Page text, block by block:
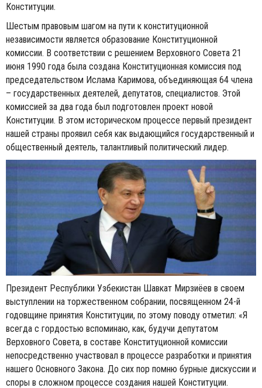
Конституции.
Шестым правовым шагом на пути к конституционной
независимости является образование Конституционной
комиссии. В соответствии с решением Верховного Совета 21
июня 1990 года была создана Конституционная комиссия под
председательством Ислама Каримова, объединяющая 64 члена
– государственных деятелей, депутатов, специалистов. Этой
комиссией за два года был подготовлен проект новой
Конституции. В этом историческом процессе первый президент
нашей страны проявил себя как выдающийся государственный и
общественный деятель, талантливый политический лидер.
Президент Республики Узбекистан Шавкат Мирзиёев в своем
выступлении на торжественном собрании, посвященном 24-й
годовщине принятия Конституции, по этому поводу отметил: «Я
всегда с гордостью вспоминаю, как, будучи депутатом
Верховного Совета, в составе Конституционной комиссии
непосредственно участвовал в процессе разработки и принятия
нашего Основного Закона. До сих пор помню бурные дискуссии и
споры в сложном процессе создания нашей Конституции.